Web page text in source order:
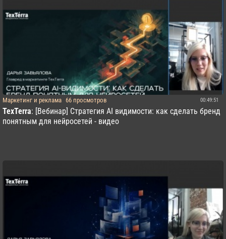
00:49:51
Маркетинг и реклама 66 просмотров
TexTerra: [Вебинар] Стратегия AI видимости: как сделать бренд
понятным для нейросетей - видео